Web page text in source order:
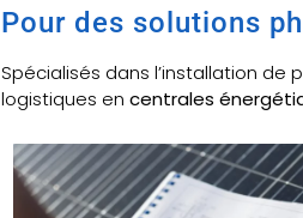
Pour des solutions
Spécialisés dans l’installation
logistiques en centrales